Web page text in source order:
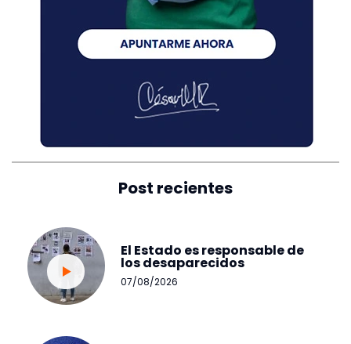
Post recientes
El Estado es responsable de
los desaparecidos
07/08/2026